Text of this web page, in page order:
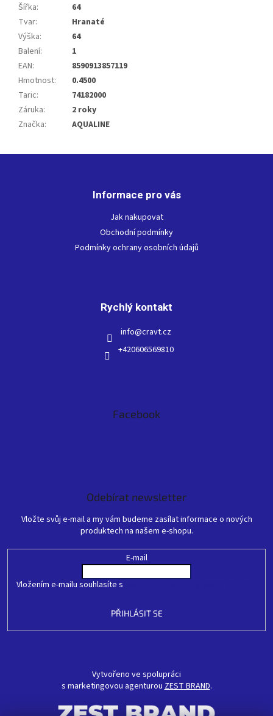
Šířka:
64
Tvar:
Hranaté
Výška:
64
Balení:
1
EAN:
8590913857119
Hmotnost:
0.4500
Taric:
74182000
Záruka:
2 roky
Značka: AQUALINE
Informace pro vás
Jak nakupovat
Obchodní podmínky
Podmínky ochrany osobních údajů
Rychlý kontakt
info@cravt.cz
+420606569810
Facebook
Odebírat newsletter
Vložte svůj e-mail a my vám budeme zasílat informace o nových
produktech na našem e-shopu.
E-mail
Vložením e-mailu souhlasíte s
PŘIHLÁSIT SE
Vytvořeno ve spolupráci
s marketingovou agenturouZEST BRAND.